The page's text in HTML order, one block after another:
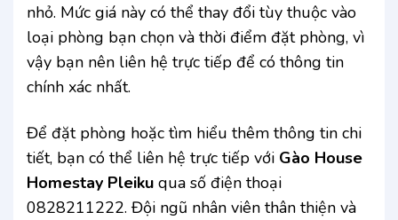
nhỏ. Mức giá này có thể thay đổi tùy thuộc vào
loại phòng bạn chọn và thời điểm đặt phòng, vì
vậy bạn nên liên hệ trực tiếp để có thông tin
chính xác nhất.
Để đặt phòng hoặc tìm hiểu thêm thông tin chi
tiết, bạn có thể liên hệ trực tiếp với Gào House
Homestay Pleiku qua số điện thoại
0828211222. Đội ngũ nhân viên thân thiện và